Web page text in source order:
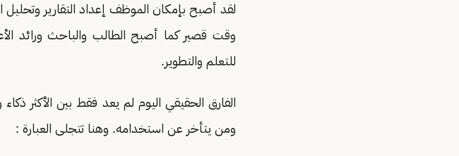
لقد أصبح بإمكان الموظف إعداد التقارير وتحليل
وقت قصير كما أصبح الطالب والباحث ورائد
للتعلم والتطوير.
الفارق الحقيقي اليوم لم يعد فقط بين الأكثر
ومن يتأخر عن استخدامه. وهنا تتجلى العبارة :